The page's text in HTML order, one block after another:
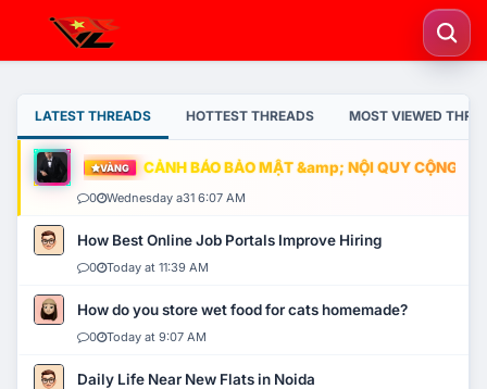
LATEST THREADS HOTTEST THREADS MOST VIEWED
VÀNG CẢNH BÁO BẢO MẬT &amp; NỘI QUY CỘNG
0 Wednesday a31 6:07 AM
How Best Online Job Portals Improve Hiring
0 Today at 11:39 AM
How do you store wet food for cats homemade?
0 Today at 9:07 AM
Daily Life Near New Flats in Noida